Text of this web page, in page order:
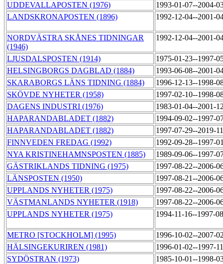
UDDEVALLAPOSTEN (1976)
1993-01-07--2004-
LANDSKRONAPOSTEN (1896)
1992-12-04--2001-
NORDVÄSTRA SKÅNES TIDNINGAR
(1946)
1992-12-04--2001-
LJUSDALSPOSTEN (1914)
1975-01-23--1997-
HELSINGBORGS DAGBLAD (1884)
1993-06-08--2001-
SKARABORGS LÄNS TIDNING (1884)
1996-12-13--1998-
SKÖVDE NYHETER (1958)
1997-02-10--1998-
DAGENS INDUSTRI (1976)
1983-01-04--2001-
HAPARANDABLADET (1882)
1994-09-02--1997-
HAPARANDABLADET (1882)
1997-07-29--2019-
FINNVEDEN FREDAG (1992)
1992-09-28--1997-
NYA KRISTINEHAMNSPOSTEN (1885)
1989-09-06--1997-
GÄSTRIKLANDS TIDNING (1975)
1997-08-22--2006-
LÄNSPOSTEN (1950)
1997-08-21--2006-
UPPLANDS NYHETER (1975)
1997-08-22--2006-
VÄSTMANLANDS NYHETER (1918)
1997-08-22--2006-
UPPLANDS NYHETER (1975)
1994-11-16--1997-
METRO [STOCKHOLM] (1995)
1996-10-02--2007-
HÄLSINGEKURIREN (1981)
1996-01-02--1997-
SYDÖSTRAN (1973)
1985-10-01--1998-